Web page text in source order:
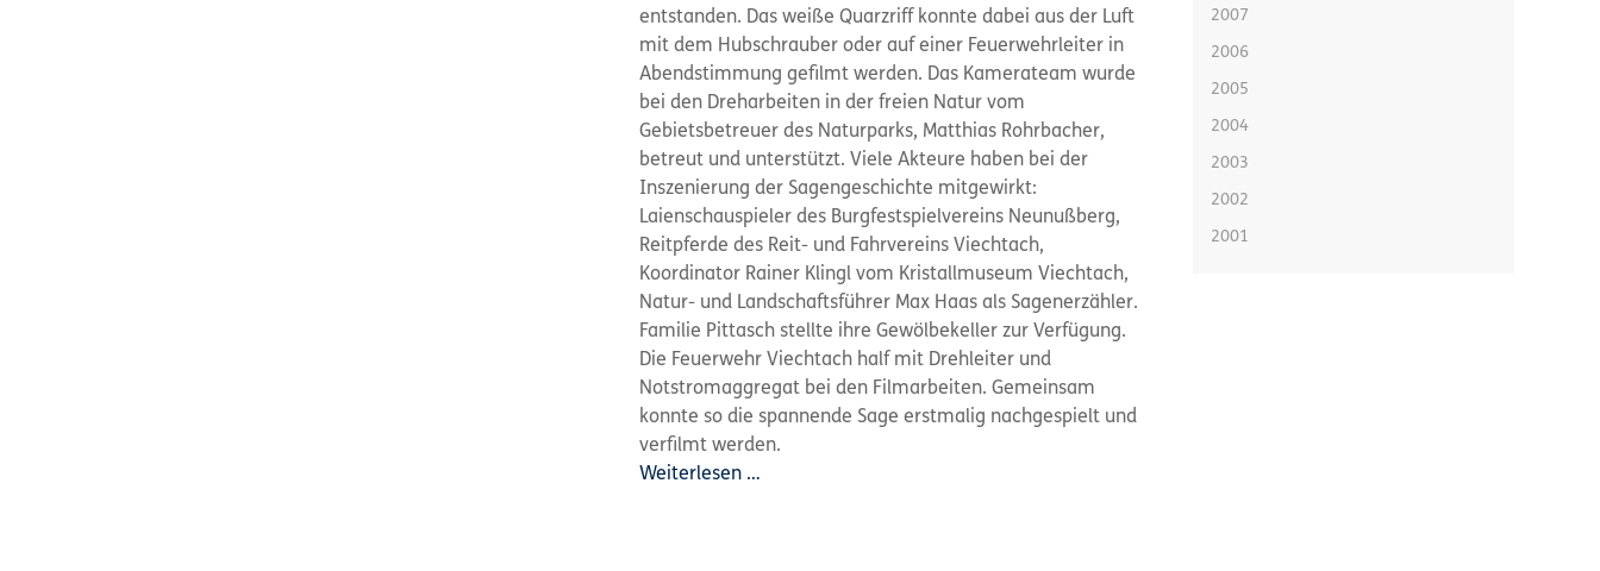
entstanden. Das weiße Quarzriff konnte dabei aus der Luft
mit dem Hubschrauber oder auf einer Feuerwehrleiter in
Abendstimmung gefilmt werden. Das Kamerateam wurde
bei den Dreharbeiten in der freien Natur vom
Gebietsbetreuer des Naturparks, Matthias Rohrbacher,
betreut und unterstützt. Viele Akteure haben bei der
Inszenierung der Sagengeschichte mitgewirkt:
Laienschauspieler des Burgfestspielvereins Neunußberg,
Reitpferde des Reit- und Fahrvereins Viechtach,
Koordinator Rainer Klingl vom Kristallmuseum Viechtach,
Natur- und Landschaftsführer Max Haas als Sagenerzähler.
Familie Pittasch stellte ihre Gewölbekeller zur Verfügung.
Die Feuerwehr Viechtach half mit Drehleiter und
Notstromaggregat bei den Filmarbeiten. Gemeinsam
konnte so die spannende Sage erstmalig nachgespielt und
verfilmt werden.
Weiterlesen …
2007
2006
2005
2004
2003
2002
2001